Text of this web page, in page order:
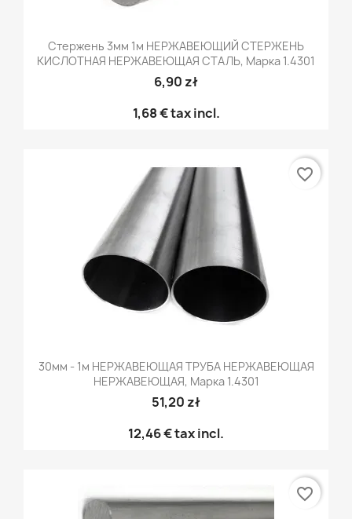
Стержень 3мм 1м НЕРЖАВЕЮЩИЙ СТЕРЖЕНЬ
КИСЛОТНАЯ НЕРЖАВЕЮЩАЯ СТАЛЬ, Марка 1.4301
6,90 zł
1,68 €tax incl.
30мм - 1м НЕРЖАВЕЮЩАЯ ТРУБА НЕРЖАВЕЮЩАЯ
НЕРЖАВЕЮЩАЯ, Марка 1.4301
51,20 zł
12,46 €tax incl.
favorite_border
favorite_border